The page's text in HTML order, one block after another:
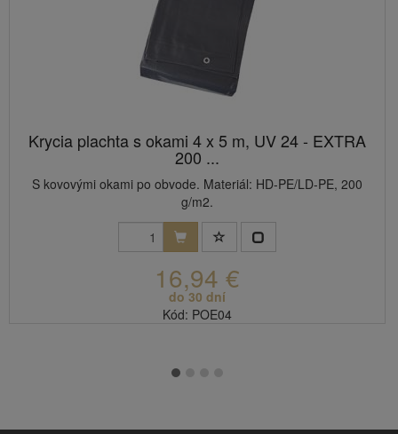
Krycia plachta s okami 4 x 5 m, UV 24 - EXTRA
200 ...
S kovovými okami po obvode. Materiál: HD-PE/LD-PE, 200
g/m2.
16,94 €
do 30 dní
Kód: POE04